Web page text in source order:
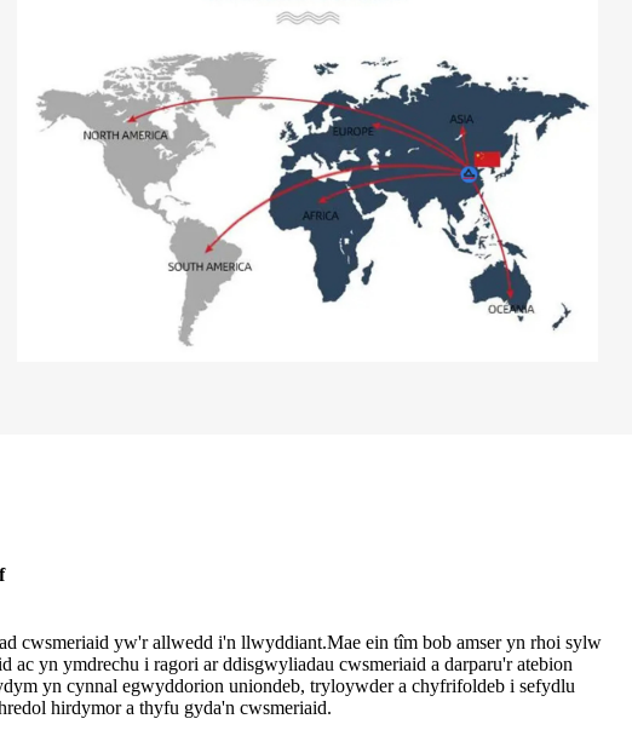
cwsmeriaid yw'r allwedd i'n llwyddiant.Mae ein tîm bob amser yn rhoi sylw
ac yn ymdrechu i ragori ar ddisgwyliadau cwsmeriaid a darparu'r atebion
yn cynnal egwyddorion uniondeb, tryloywder a chyfrifoldeb i sefydlu
hirdymor a thyfu gyda'n cwsmeriaid.